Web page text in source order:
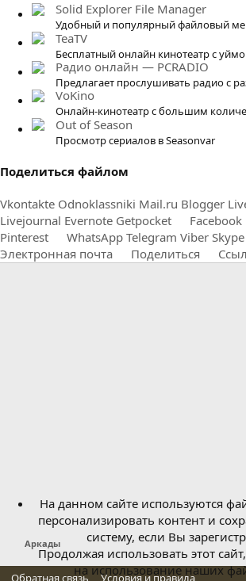
Solid Explorer File Manager
Удобный и популярный файловый
TeaTV
Бесплатный онлайн кинотеатр с
Радио онлайн — PCRADIO
Предлагает прослушивать радио с
VoKino
Онлайн-кинотеатр с большим
Out of Season
Просмотр сериалов в Seasonvar
Поделиться файлом
Vkontakte Odnoklassniki Mail.ru Blogger
Livejournal Evernote Getpocket Facebook
Pinterest
WhatsApp Telegram Viber Skype
Электронная почта
Поделиться
Аркады
Обратная связь Условия и правила
На данном сайте используются
персонализировать контент и
систему, если Вы
Продолжая использовать этот
на использование наших